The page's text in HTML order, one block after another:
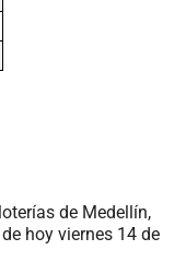
de Medellín,
hoy viernes 14 de